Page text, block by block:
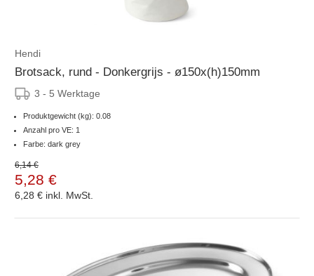
Hendi
Brotsack, rund - Donkergrijs - ø150x(h)150mm
3 - 5 Werktage
Produktgewicht (kg): 0.08
Anzahl pro VE: 1
Farbe: dark grey
6,14 €
5,28 €
6,28 € inkl. MwSt.